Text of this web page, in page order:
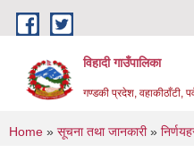
Skip to main content
विहादी गाउँपालिका
गण्डकी प्रदेश, वहाकीठाँटी,
You are here
Home » सूचना तथा जानकारी»